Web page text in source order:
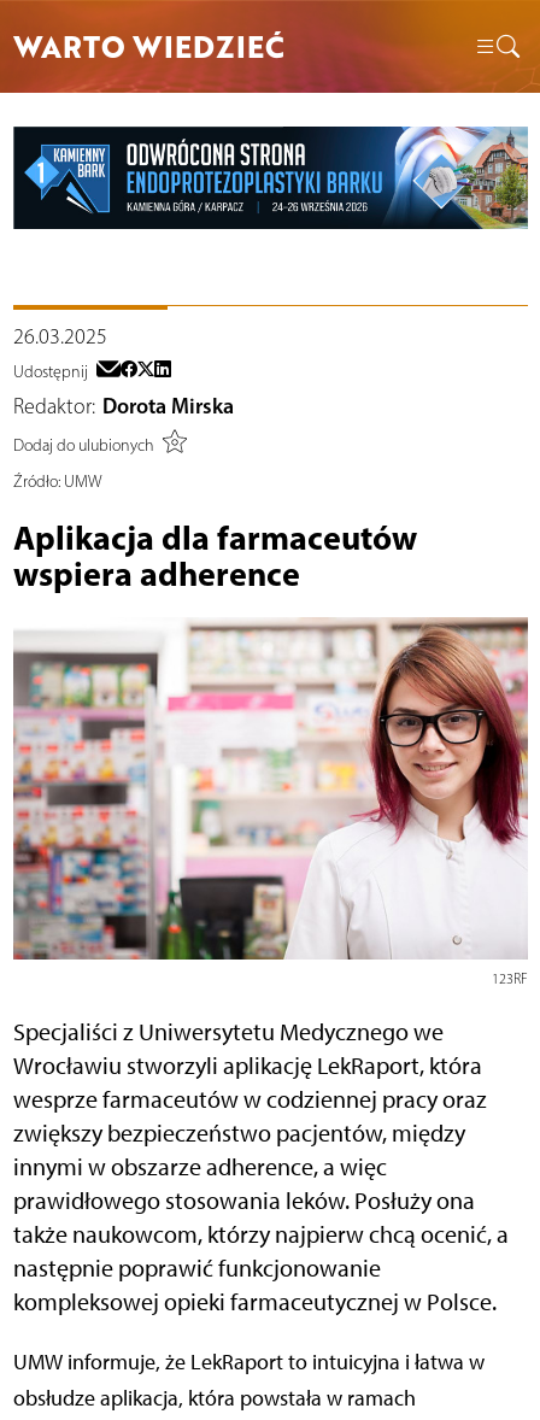
WARTO WIEDZIEĆ
26.03.2025
Udostępnij
Redaktor: Dorota Mirska
Dodaj do ulubionych
Źródło:UMW
Aplikacja dla farmaceutów
wspiera adherence
123RF
Specjaliści z Uniwersytetu Medycznego we
Wrocławiu stworzyli aplikację LekRaport, która
wesprze farmaceutów w codziennej pracy oraz
zwiększy bezpieczeństwo pacjentów, między
innymi w obszarze adherence, a więc
prawidłowego stosowania leków. Posłuży ona
także naukowcom, którzy najpierw chcą ocenić, a
następnie poprawić funkcjonowanie
kompleksowej opieki farmaceutycznej w Polsce.
UMW informuje, że LekRaport to intuicyjna i łatwa w
obsłudze aplikacja, która powstała w ramach